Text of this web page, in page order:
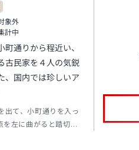
象外
計中
通りから程近い、
古民家を４人の気鋭
、国内では珍しいア
出て、小町通りを入っ
を左に曲がると踏切が